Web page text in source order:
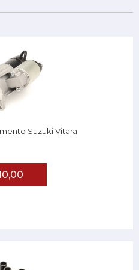
Suzuki Vitara